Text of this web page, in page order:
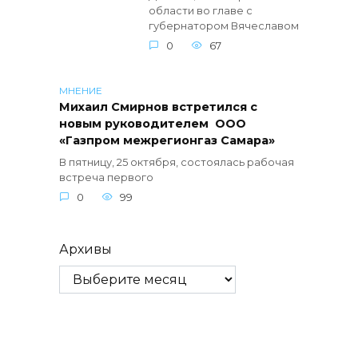
области во главе с
губернатором Вячеславом
0
67
МНЕНИЕ
Михаил Смирнов встретился с
новым руководителем ООО
«Газпром межрегионгаз Самара»
В пятницу, 25 октября, состоялась рабочая
встреча первого
0
99
Архивы